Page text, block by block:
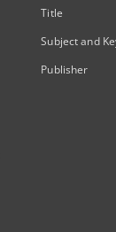
Title
Subject and
Publisher